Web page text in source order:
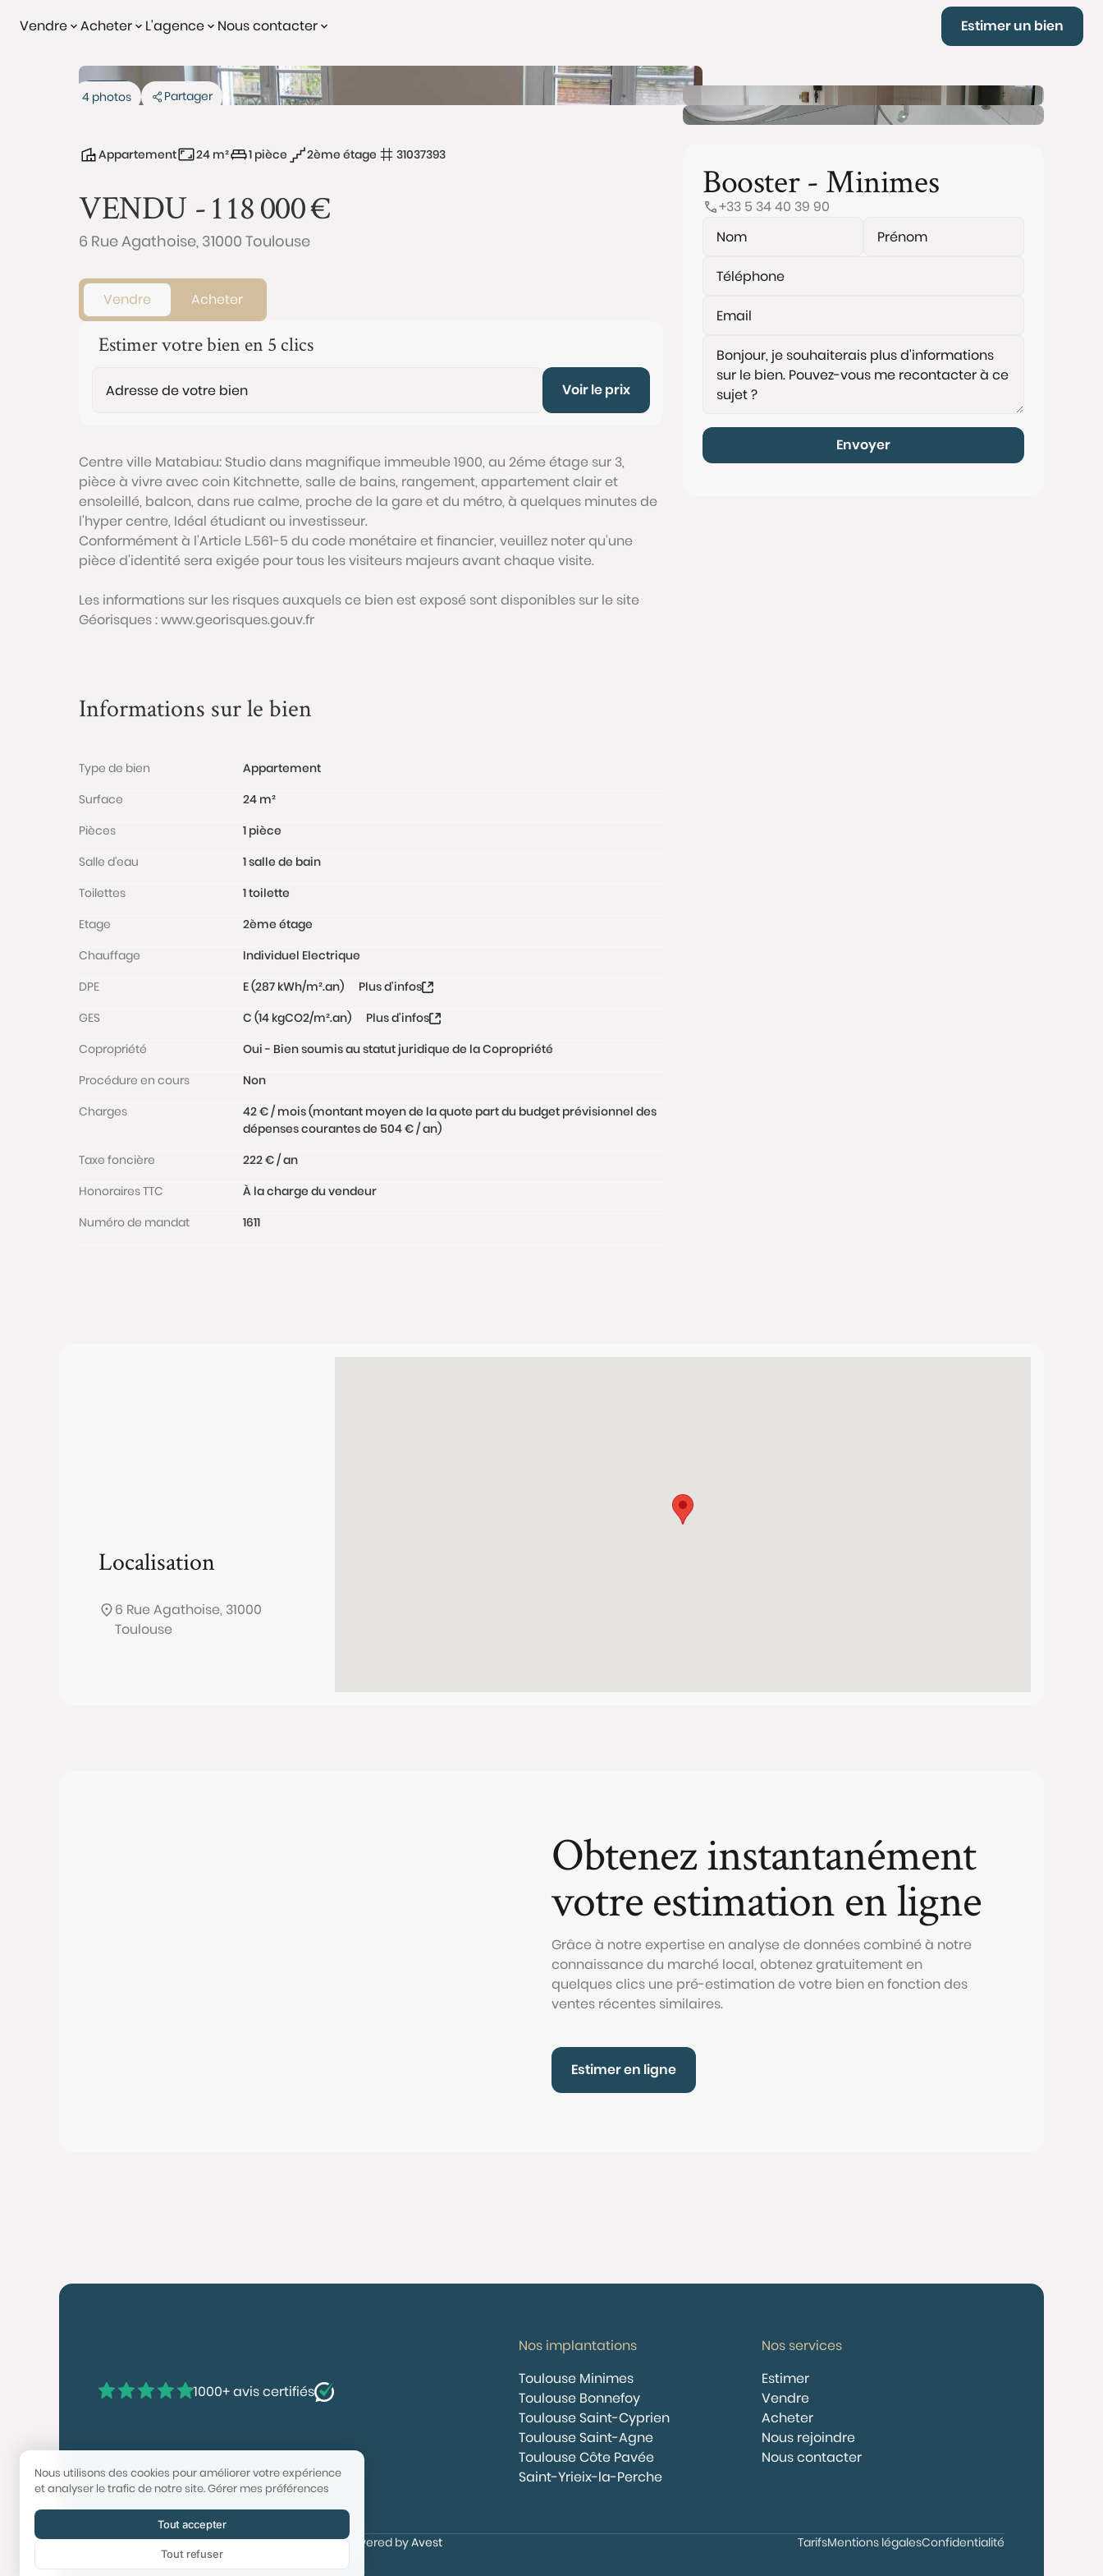
Vendre Acheter L'agence Nous contacter Estimer un bien
Vendu
4 photos Partager
Appartement 24 m² 1 pièce 2ème étage 31037393
VENDU -118 000€
6 Rue Agathoise, 31000 Toulouse
Vendre Acheter
Estimer votre bien en 5 clics
Voir le prix
Centre ville Matabiau: Studio dans magnifique immeuble 1900, au 2éme étage sur 3,
pièce à vivre avec coin Kitchnette, salle de bains, rangement, appartement clair et
ensoleillé, balcon, dans rue calme, proche de la gare et du métro, à quelques minutes de
l'hyper centre, Idéal étudiant ou investisseur.
Conformément à l'Article L.561-5 du code monétaire et financier, veuillez noter qu'une
pièce d'identité sera exigée pour tous les visiteurs majeurs avant chaque visite.
Les informations sur les risques auxquels ce bien est exposé sont disponibles sur le site
Géorisques : www.georisques.gouv.fr
Informations sur le bien
Type de bien
Appartement
Surface
24 m²
Pièces
1 pièce
Salle d'eau
1 salle de bain
Toilettes
1 toilette
Etage
2ème étage
Chauffage
Individuel Electrique
DPE
E (287 kWh/m².an)
Plus d'infos
GES
C (14 kgCO2/m².an)
Plus d'infos
Copropriété
Oui - Bien soumis au statut juridique de la Copropriété
Procédure en cours
Non
Charges
42 € / mois (montant moyen de la quote part du budget prévisionnel des
dépenses courantes de 504 € / an)
Taxe foncière
222 € / an
Honoraires TTC
À la charge du vendeur
Numéro de mandat
1611
Booster - Minimes
+33 5 34 40 39 90
Envoyer
Localisation
6 Rue Agathoise, 31000
Toulouse
Obtenez instantanément
votre estimation en ligne
Grâce à notre expertise en analyse de données combiné à notre
connaissance du marché local, obtenez gratuitement en
quelques clics une pré-estimation de votre bien en fonction des
ventes récentes similaires.
Estimer en ligne
1000+ avis certifiés
Nos implantations
Toulouse Minimes
Toulouse Bonnefoy
Toulouse Saint-Cyprien
Toulouse Saint-Agne
Toulouse Côte Pavée
Saint-Yrieix-la-Perche
Nos services
Estimer
Vendre
Acheter
Nous rejoindre
Nous contacter
© 2025 Booster Immobilier | Tech & Website powered byAvest TarifsMentions légalesConfidentialité
Nous utilisons des cookies pour améliorer votre expérience
et analyser le trafic de notre site.Gérer mes préférences
Tout accepter
Tout refuser